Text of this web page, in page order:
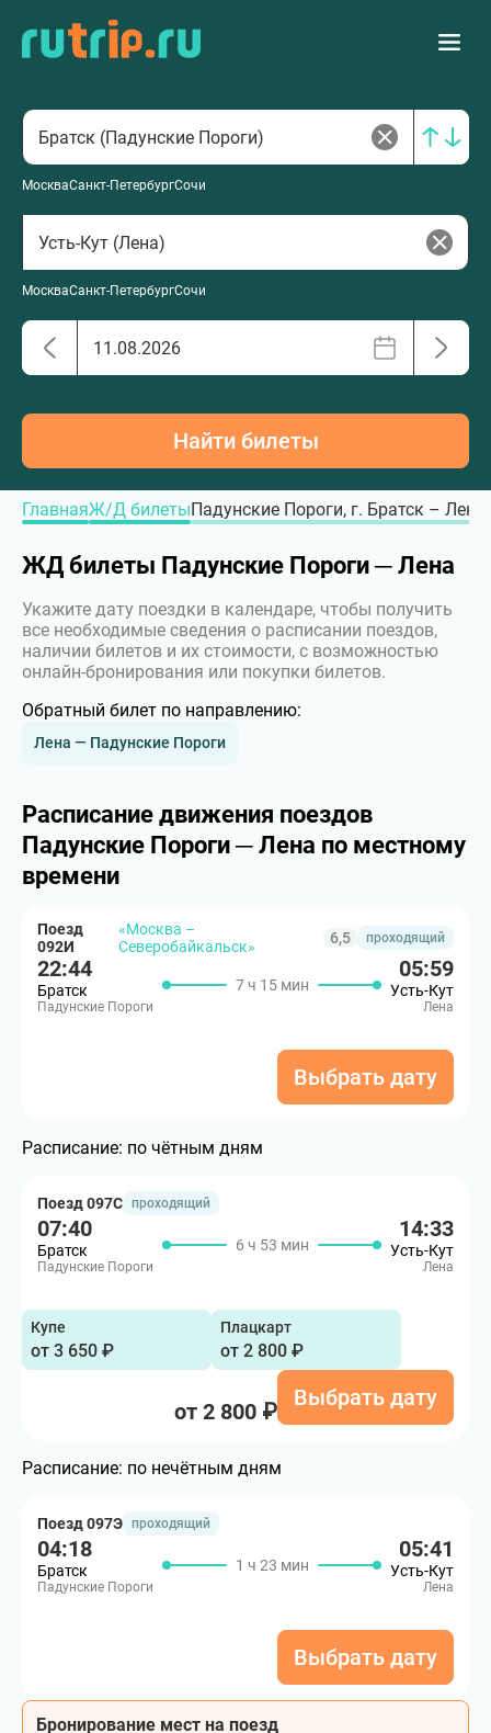
МоскваСанкт-ПетербургСочи
МоскваСанкт-ПетербургСочи
Найти билеты
ГлавнаяЖ/Д билетыПадунские Пороги, г. Братск – Лена,
ЖД билеты Падунские Пороги ─ Лена
Укажите дату поездки в календаре, чтобы получить
все необходимые сведения о расписании поездов,
наличии билетов и их стоимости, с возможностью
онлайн-бронирования или покупки билетов.
Обратный билет по направлению:
Лена — Падунские Пороги
Расписание движения поездов
Падунские Пороги ─ Лена по местному
времени
Поезд
092И
«Москва –
Северобайкальск»
6,5 проходящий
22:44
Братск
Падунские Пороги
7 ч 15 мин
05:59
Усть-Кут
Лена
Выбрать дату
Расписание: по чётным дням
Поезд 097С проходящий
07:40
Братск
Падунские Пороги
6 ч 53 мин
14:33
Усть-Кут
Лена
Купе
от 3 650 ₽
Плацкарт
от 2 800 ₽
от 2 800 ₽
Выбрать дату
Расписание: по нечётным дням
Поезд 097Э проходящий
04:18
Братск
Падунские Пороги
1 ч 23 мин
05:41
Усть-Кут
Лена
Выбрать дату
Бронирование мест на поезд